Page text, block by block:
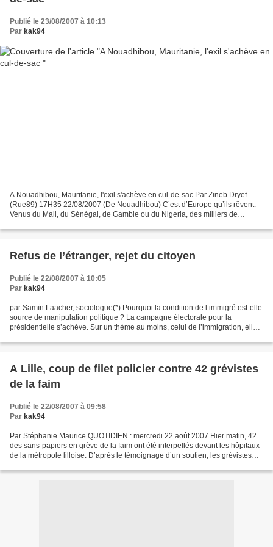
Publié le 23/08/2007 à 10:13
Par kak94
A Nouadhibou, Mauritanie, l'exil s'achève en cul-de-sac Par Zineb Dryef
(Rue89) 17H35 22/08/2007 (De Nouadhibou) C’est d’Europe qu’ils rêvent.
Venus du Mali, du Sénégal, de Gambie ou du Nigeria, des milliers de
Refus de l’étranger, rejet du citoyen
Publié le 22/08/2007 à 10:05
Par kak94
par Samïn Laacher, sociologue(*) Pourquoi la condition de l’immigré est-elle
source de manipulation politique ? La campagne électorale pour la
présidentielle s’achève. Sur un thème au moins, celui de l’immigration, elle
A Lille, coup de filet policier contre 42 grévistes
de la faim
Publié le 22/08/2007 à 09:58
Par kak94
Par Stéphanie Maurice QUOTIDIEN : mercredi 22 août 2007 Hier matin, 42
des sans-papiers en grève de la faim ont été interpellés devant les hôpitaux
de la métropole lilloise. D’après le témoignage d’un soutien, les grévistes